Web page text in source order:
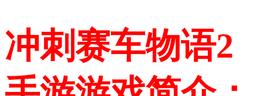
冲刺赛车物语2